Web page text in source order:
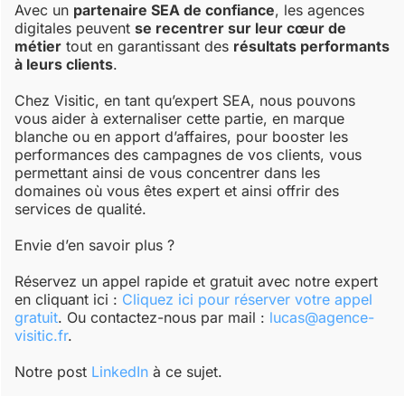
Avec un partenaire SEA de confiance, les agences
digitales peuventse recentrer sur leur cœur de
métier tout en garantissant des résultats performants
à leurs clients.
Chez Visitic, en tant qu’expert SEA, nous pouvons
vous aider à externaliser cette partie, en marque
blanche ou en apport d’affaires, pour booster les
performances des campagnes de vos clients, vous
permettant ainsi de vous concentrer dans les
domaines où vous êtes expert et ainsi offrir des
services de qualité.
Envie d’en savoir plus ?
Réservez un appel rapide et gratuit avec notre expert
en cliquant ici : Cliquez ici pour réserver votre appel
gratuit. Ou contactez-nous par mail : lucas@agence-
visitic.fr.
Notre post LinkedIn à ce sujet.